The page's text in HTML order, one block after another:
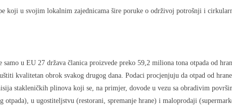
koji u svojim lokalnim zajednicama šire poruke o održivoj potrošnji i
u EU 27 država članica proizvede preko 59,2 miliona tona otpada od
kvalitetan obrok svakog drugog dana. Podaci procjenjuju da otpad od
stakleničkih plinova koji se, na primjer, dovode u vezu sa obradivim
otpada), u ugostiteljstvu (restorani, spremanje hrane) i maloprodaji